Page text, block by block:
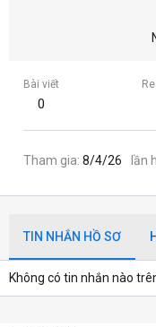
Bài viết
0
Tham gia 8/4/26 lần
TIN NHẮN HỒ SƠ
Không có tin nhắn nào